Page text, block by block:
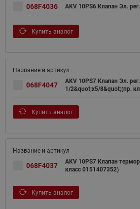
068F4036 AKV 10PS6 Клапан Эл.
Купить аналог
068F4047
AKV 10PS7 Клапан Эл. рег.
1/2&quot;х5/8&quot;(пр.
Купить аналог
068F4037
AKV 10PS7 Клапан
класс 0151407352)
Купить аналог